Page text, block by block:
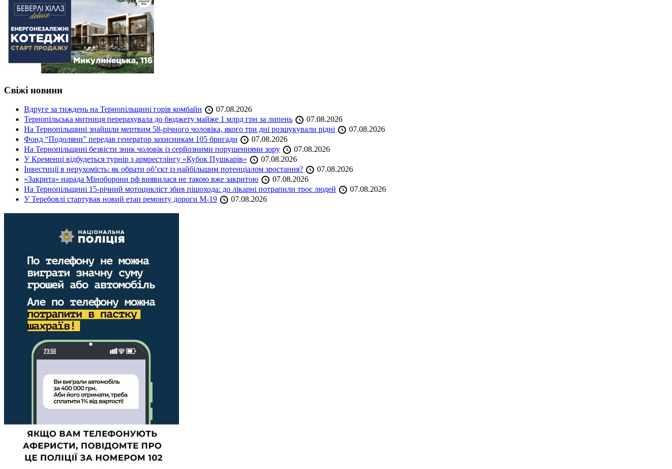
Свіжі новини
Вдруге за тиждень на Тернопільщині горів комбайн
07.08.2026
Тернопільська митниця перерахувала до бюджету майже 1 млрд грн за липень
07.08.2026
На Тернопільщині знайшли мертвим 58-річного чоловіка, якого три дні розшукували рідні
07.08.2026
Фонд “Подоляни” передав генератор захисникам 105 бригади
07.08.2026
На Тернопільщині безвісти зник чоловік із серйозними порушеннями зору
07.08.2026
У Кременці відбудеться турнір з армрестлінгу «Кубок Пушкарів»
07.08.2026
Інвестиції в нерухомість: як обрати об’єкт із найбільшим потенціалом зростання?
07.08.2026
«Закрита» нарада Міноборони рф виявилася не такою вже закритою
07.08.2026
На Тернопільщині 15-річний мотоцикліст збив пішохода: до лікарні потрапили троє людей
07.08.2026
У Теребовлі стартував новий етап ремонту дороги М-19
07.08.2026